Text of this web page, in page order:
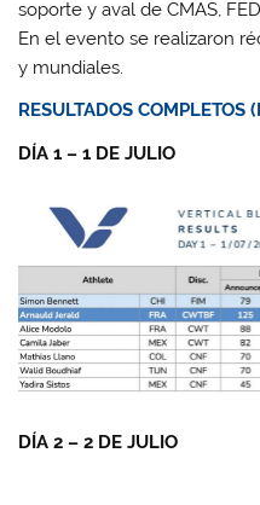
soporte y aval de CMAS,
En el evento se realizaron
y mundiales.
RESULTADOS COMPLETOS
DÍA 1 – 1 DE JULIO
DÍA 2 – 2 DE JULIO